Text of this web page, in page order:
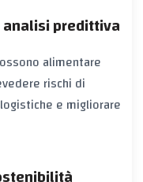
predittiva
alimentare
rischi di
e migliorare